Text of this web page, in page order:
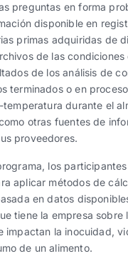
preguntas en forma
disponible en
primas adquiridas de
de las
de los análisis de
terminados o en
temperatura durante el
otras fuentes de
proveedores.
los
aplicar métodos de
en datos
tiene la empresa sobre
impactan la inocuidad,
de un alimento.